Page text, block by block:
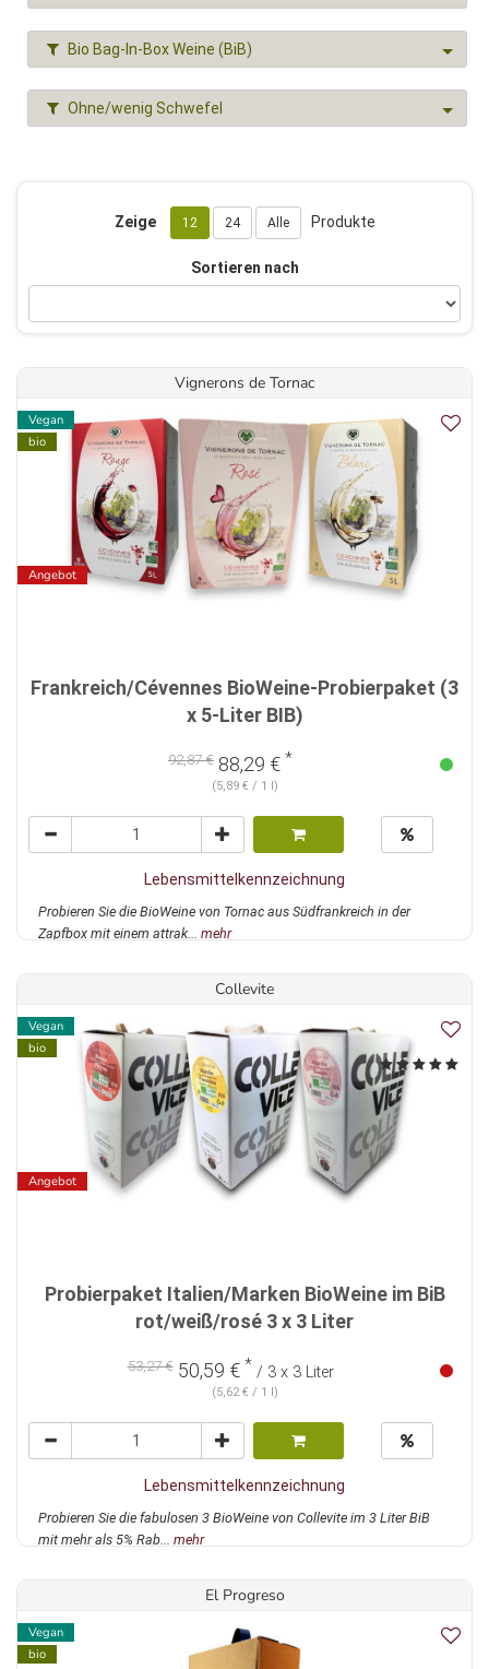
Bio Bag-In-Box Weine (BiB)
Ohne/wenig Schwefel
Zeige 12 24 Alle Produkte
Sortieren nach
Vignerons de Tornac
Vegan
bio
Angebot
Frankreich/Cévennes BioWeine-Probierpaket (3
x 5-Liter BIB)
92,87 € 88,29 € *
(5,89 € / 1 l)
Lebensmittelkennzeichnung
Probieren Sie die BioWeine von Tornac aus Südfrankreich in der
Zapfbox mit einem attrak... mehr
Collevite
Vegan
bio
Angebot
Probierpaket Italien/Marken BioWeine im BiB
rot/weiß/rosé 3 x 3 Liter
53,27 €50,59 € * / 3 x 3 Liter
(5,62 € / 1 l)
Lebensmittelkennzeichnung
Probieren Sie die fabulosen 3 BioWeine von Collevite im 3 Liter BiB
mit mehr als 5% Rab... mehr
El Progreso
Vegan
bio